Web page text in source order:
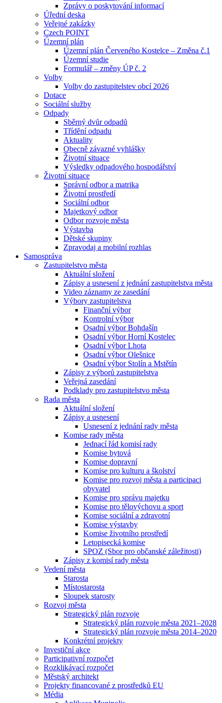
Zprávy o poskytování informací
Úřední deska
Veřejné zakázky
Czech POINT
Územní plán
Územní plán Červeného Kostelce – Změna č.1
Územní studie
Formulář – změny ÚP č. 2
Volby
Volby do zastupitelstev obcí 2026
Dotace
Sociální služby
Odpady
Sběrný dvůr odpadů
Třídění odpadu
Aktuality
Obecně závazné vyhlášky
Životní situace
Výsledky odpadového hospodářství
Životní situace
Správní odbor a matrika
Životní prostředí
Sociální odbor
Majetkový odbor
Odbor rozvoje města
Výstavba
Dětské skupiny
Zpravodaj a mobilní rozhlas
Samospráva
Zastupitelstvo města
Aktuální složení
Zápisy a usnesení z jednání zastupitelstva města
Video záznamy ze zasedání
Výbory zastupitelstva
Finanční výbor
Kontrolní výbor
Osadní výbor Bohdašín
Osadní výbor Horní Kostelec
Osadní výbor Lhota
Osadní výbor Olešnice
Osadní výbor Stolín a Mstětín
Zápisy z výborů zastupitelstva
Veřejná zasedání
Podklady pro zastupitelstvo města
Rada města
Aktuální složení
Zápisy a usnesení
Usnesení z jednání rady města
Komise rady města
Jednací řád komisí rady
Komise bytová
Komise dopravní
Komise pro kulturu a školství
Komise pro rozvoj města a participaci
obyvatel
Komise pro správu majetku
Komise pro tělovýchovu a sport
Komise sociální a zdravotní
Komise výstavby
Komise životního prostředí
Letopisecká komise
SPOZ (Sbor pro občanské záležitosti)
Zápisy z komisí rady města
Vedení města
Starosta
Místostarosta
Sloupek starosty
Rozvoj města
Strategický plán rozvoje
Strategický plán rozvoje města 2021–2028
Strategický plán rozvoje města 2014–2020
Konkrétní projekty
Investiční akce
Participativní rozpočet
Rozklikávací rozpočet
Městský architekt
Projekty financované z prostředků EU
Média